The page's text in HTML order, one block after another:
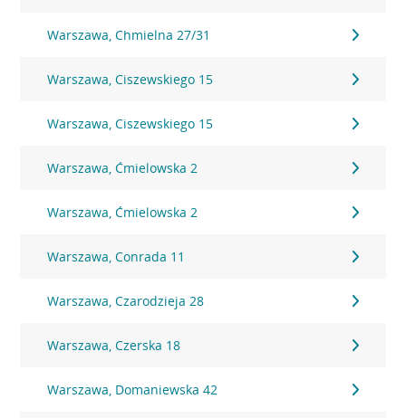
Warszawa, Chmielna 27/31
Warszawa, Ciszewskiego 15
Warszawa, Ciszewskiego 15
Warszawa, Ćmielowska 2
Warszawa, Ćmielowska 2
Warszawa, Conrada 11
Warszawa, Czarodzieja 28
Warszawa, Czerska 18
Warszawa, Domaniewska 42